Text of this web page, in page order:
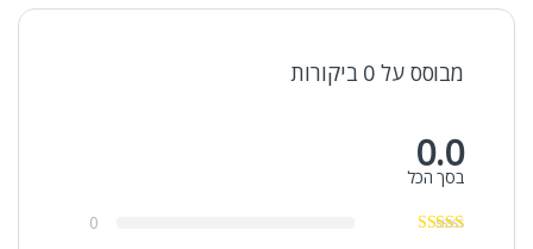
מבוסס על 0 ביקורות
0.0
בסך הכל
0